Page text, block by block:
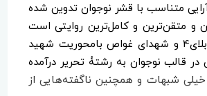
متناسب با قشر نوجوان تدوین شده
و متقن‌ترین و کامل‌ترین روایتی است
که از عملیات کربلای4 و شهدای غواص بامحوریت شهید
قالب نوجوان به رشتۀ تحریر درآمده
شبهات و همچنین ناگفته‌هایی از